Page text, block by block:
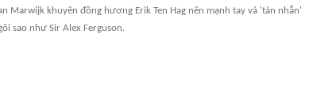
Marwijk khuyên đồng hương Erik Ten Hag nên mạnh tay và 'tàn nhẫn'
sao như Sir Alex Ferguson.